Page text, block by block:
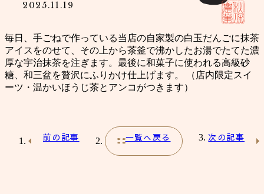
2025.11.19
毎日、手ごねで作っている当店の自家製の白玉だんごに抹茶
アイスをのせて、その上から茶釜で沸かしたお湯でたてた濃
厚な宇治抹茶を注ぎます。最後に和菓子に使われる高級砂
糖、和三盆を贅沢にふりかけ仕上げます。 （店内限定スイ
ーツ・温かいほうじ茶とアンコがつきます）
前の記事 一覧へ戻る 次の記事